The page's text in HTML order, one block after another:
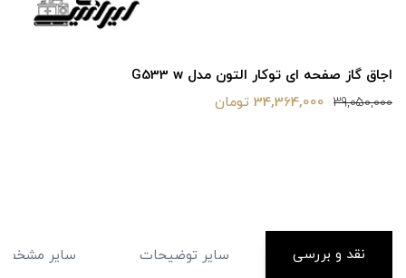
اجاق گاز صفحه ای توکار التون مدل G533 w
39,050,000 34,364,000 تومان
نقد و بررسی سایر توضیحات سایر